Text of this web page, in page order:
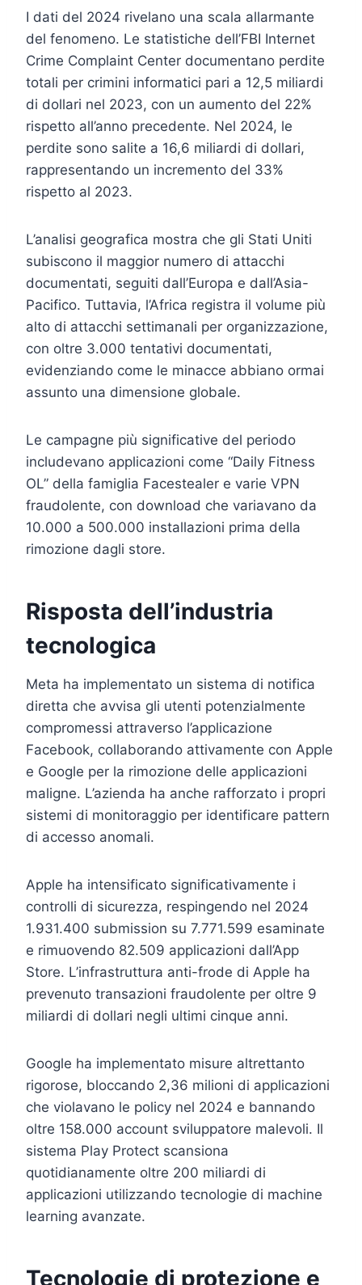
I dati del 2024 rivelano una scala allarmante
del fenomeno. Le statistiche dell’FBI Internet
Crime Complaint Center documentano perdite
totali per crimini informatici pari a 12,5 miliardi
di dollari nel 2023, con un aumento del 22%
rispetto all’anno precedente. Nel 2024, le
perdite sono salite a 16,6 miliardi di dollari,
rappresentando un incremento del 33%
rispetto al 2023.
L’analisi geografica mostra che gli Stati Uniti
subiscono il maggior numero di attacchi
documentati, seguiti dall’Europa e dall’Asia-
Pacifico. Tuttavia, l’Africa registra il volume più
alto di attacchi settimanali per organizzazione,
con oltre 3.000 tentativi documentati,
evidenziando come le minacce abbiano ormai
assunto una dimensione globale.
Le campagne più significative del periodo
includevano applicazioni come “Daily Fitness
OL” della famiglia Facestealer e varie VPN
fraudolente, con download che variavano da
10.000 a 500.000 installazioni prima della
rimozione dagli store.
Risposta dell’industria
tecnologica
Meta ha implementato un sistema di notifica
diretta che avvisa gli utenti potenzialmente
compromessi attraverso l’applicazione
Facebook, collaborando attivamente con Apple
e Google per la rimozione delle applicazioni
maligne. L’azienda ha anche rafforzato i propri
sistemi di monitoraggio per identificare pattern
di accesso anomali.
Apple ha intensificato significativamente i
controlli di sicurezza, respingendo nel 2024
1.931.400 submission su 7.771.599 esaminate
e rimuovendo 82.509 applicazioni dall’App
Store. L’infrastruttura anti-frode di Apple ha
prevenuto transazioni fraudolente per oltre 9
miliardi di dollari negli ultimi cinque anni.
Google ha implementato misure altrettanto
rigorose, bloccando 2,36 milioni di applicazioni
che violavano le policy nel 2024 e bannando
oltre 158.000 account sviluppatore malevoli. Il
sistema Play Protect scansiona
quotidianamente oltre 200 miliardi di
applicazioni utilizzando tecnologie di machine
learning avanzate.
Tecnologie di protezione e